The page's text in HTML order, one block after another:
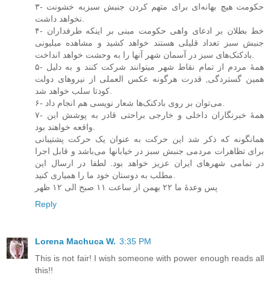
۳- حکومت هیچ بهانه‌ا‌ی برای متهم کردن جنبش سبزبه خشونت
۴- خط بطلان بر ادعای واهی حکومت مبنی بر اینکه طرفداران
جنبش سبز تعداد قلیلی هستند خواهد کشید و مشاهده میلیونی
۵- همهٔ مردم از تمام نقاط شهر میتوانند شرکت کنند و به دلیل
همین گستردگی, قدرت هرگونه عکس العملی از نیروهای دولت
۷- همهٔ خبرنگاران داخلی‌ و خارجی‌ براحتی قادر به پوشش این
همانگونه که ذکر شد این حرکت به عنوان یک حرکت پشتیبانی‌
برای تظاهرات مردمی جنبش سبز در خیابانها می‌باشد و قابل اجرا
در تمامی‌ شهر‌های ایران عزیز خواهد بود. لطفا در ارسال این
پس وعدهٔ ما ۲۲ بهمن از ساعت ۱۱ صبح الی‌ ۱۲ ظهر
Reply
Lorena Machuca W. 3:35 PM
This is not fair! I wish someone with power enough reads all
this!!